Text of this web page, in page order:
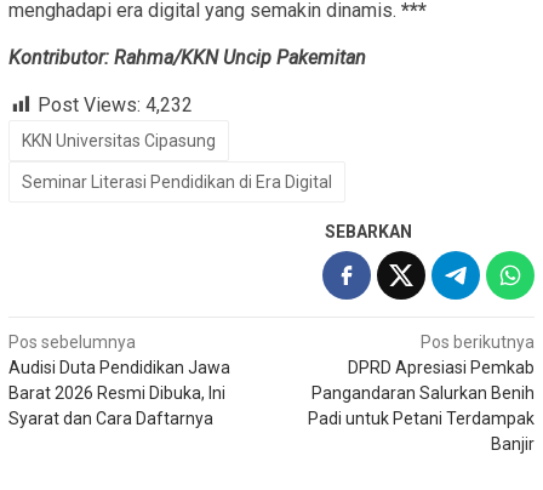
menghadapi era digital yang semakin dinamis. ***
Kontributor: Rahma/KKN Uncip Pakemitan
Post Views: 4,232
KKN Universitas Cipasung
Seminar Literasi Pendidikan di Era Digital
SEBARKAN
Navigasi
pos
Pos sebelumnya
Audisi Duta Pendidikan Jawa
Barat 2026 Resmi Dibuka, Ini
Syarat dan Cara Daftarnya
Pos berikutnya
DPRD Apresiasi Pemkab
Pangandaran Salurkan Benih
Padi untuk Petani Terdampak
Banjir